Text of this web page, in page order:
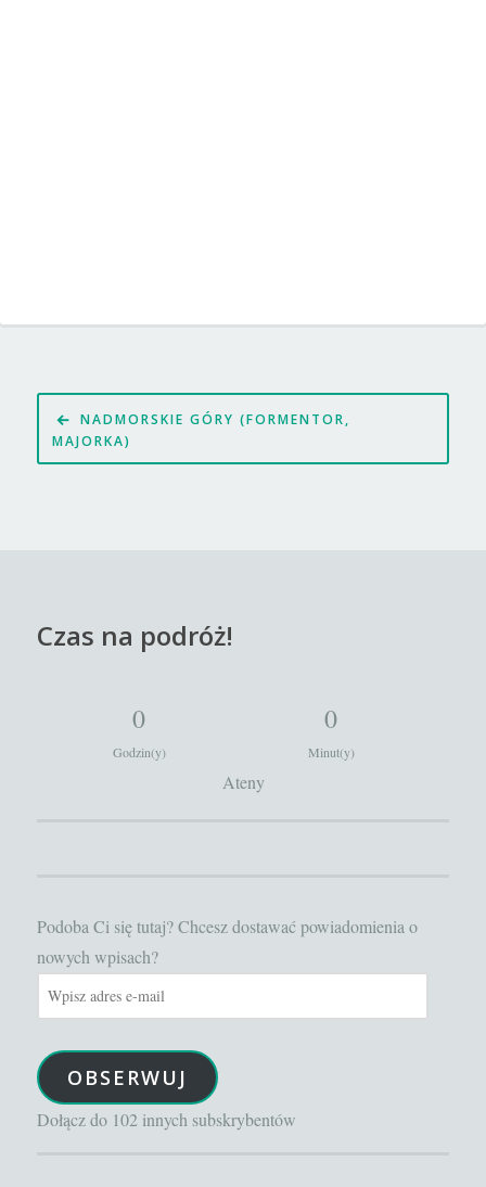
Nawigacja
wpisu
NADMORSKIE GÓRY (FORMENTOR,
MAJORKA)
Czas na podróż!
0
Godzin(y)
0
Minut(y)
Ateny
Podoba Ci się tutaj? Chcesz dostawać powiadomienia o
nowych wpisach?
Wpisz
adres
mail
OBSERWUJ
Dołącz do 102 innych subskrybentów